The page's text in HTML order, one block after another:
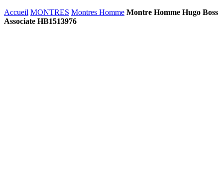
Accueil MONTRES Montres Homme Montre Homme Hugo Boss
Associate HB1513976